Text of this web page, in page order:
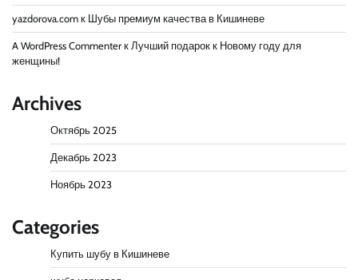
yazdorova.com к Шубы премиум качества в Кишиневе
A WordPress Commenter к Лучший подарок к Новому году для
женщины!
Archives
Октябрь 2025
Декабрь 2023
Ноябрь 2023
Categories
Купить шубу в Кишиневе